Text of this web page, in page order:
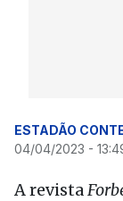
ESTADÃO
04/04/2023 -
A revista